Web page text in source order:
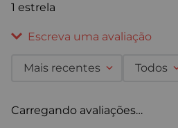
1 estrela
Escreva uma avaliação
Título
Mais recentes Todos
Carregando avaliações…